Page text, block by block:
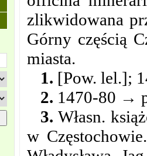
zlikwidowana
Górny częścią
miasta.
1. [Pow. lel.];
2. 1470-80 →
3. Własn.
w